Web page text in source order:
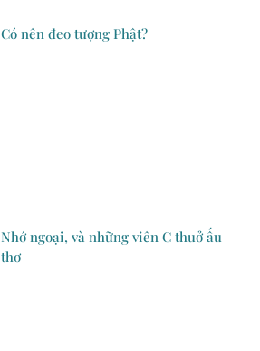
Có nên đeo tượng Phật?
Nhớ ngoại, và những viên C thuở ấu
thơ